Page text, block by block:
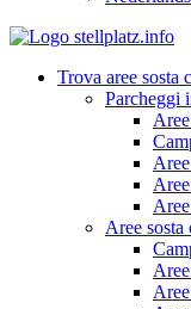
Trova aree sosta
Parcheggi
Aree sosta